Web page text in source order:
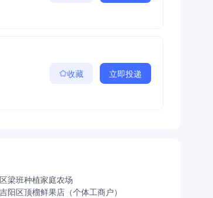
收藏 立即投递
梁班种植家庭农场
阳区顶榴鲜果店（个体工商户）